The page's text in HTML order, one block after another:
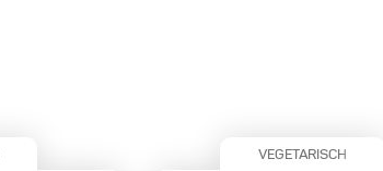
VEGETARISCH